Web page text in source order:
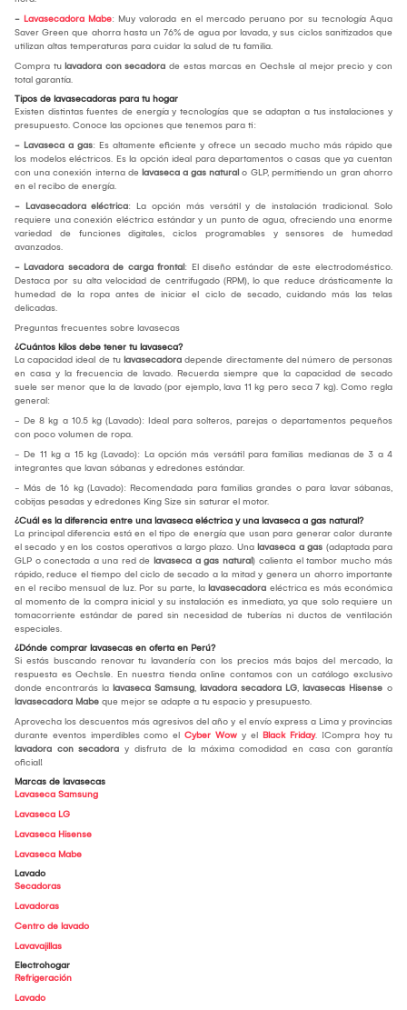
- Lavasecadora Mabe: Muy valorada en el mercado peruano por su tecnología Aqua
Saver Green que ahorra hasta un 76% de agua por lavada, y sus ciclos sanitizados que
utilizan altas temperaturas para cuidar la salud de tu familia.
Compra tu lavadora con secadora de estas marcas en Oechsle al mejor precio y con
total garantía.
Tipos de lavasecadoras para tu hogar
Existen distintas fuentes de energía y tecnologías que se adaptan a tus instalaciones y
presupuesto. Conoce las opciones que tenemos para ti:
- Lavaseca a gas: Es altamente eficiente y ofrece un secado mucho más rápido que
los modelos eléctricos. Es la opción ideal para departamentos o casas que ya cuentan
con una conexión interna de lavaseca a gas natural o GLP, permitiendo un gran ahorro
en el recibo de energía.
- Lavasecadora eléctrica: La opción más versátil y de instalación tradicional. Solo
requiere una conexión eléctrica estándar y un punto de agua, ofreciendo una enorme
variedad de funciones digitales, ciclos programables y sensores de humedad
avanzados.
- Lavadora secadora de carga frontal: El diseño estándar de este electrodoméstico.
Destaca por su alta velocidad de centrifugado (RPM), lo que reduce drásticamente la
humedad de la ropa antes de iniciar el ciclo de secado, cuidando más las telas
delicadas.
Preguntas frecuentes sobre lavasecas
¿Cuántos kilos debe tener tu lavaseca?
La capacidad ideal de tu lavasecadora depende directamente del número de personas
en casa y la frecuencia de lavado. Recuerda siempre que la capacidad de secado
suele ser menor que la de lavado (por ejemplo, lava 11 kg pero seca 7 kg). Como regla
general:
- De 8 kg a 10.5 kg (Lavado): Ideal para solteros, parejas o departamentos pequeños
con poco volumen de ropa.
- De 11 kg a 15 kg (Lavado): La opción más versátil para familias medianas de 3 a 4
integrantes que lavan sábanas y edredones estándar.
- Más de 16 kg (Lavado): Recomendada para familias grandes o para lavar sábanas,
cobijas pesadas y edredones King Size sin saturar el motor.
¿Cuál es la diferencia entre una lavaseca eléctrica y una lavaseca a gas natural?
La principal diferencia está en el tipo de energía que usan para generar calor durante
el secado y en los costos operativos a largo plazo. Una lavaseca a gas (adaptada para
GLP o conectada a una red de lavaseca a gas natural) calienta el tambor mucho más
rápido, reduce el tiempo del ciclo de secado a la mitad y genera un ahorro importante
en el recibo mensual de luz. Por su parte, la lavasecadora eléctrica es más económica
al momento de la compra inicial y su instalación es inmediata, ya que solo requiere un
tomacorriente estándar de pared sin necesidad de tuberías ni ductos de ventilación
especiales.
¿Dónde comprar lavasecas en oferta en Perú?
Si estás buscando renovar tu lavandería con los precios más bajos del mercado, la
respuesta es Oechsle. En nuestra tienda online contamos con un catálogo exclusivo
donde encontrarás la lavaseca Samsung, lavadora secadora LG, lavasecas Hisense o
lavasecadora Mabe que mejor se adapte a tu espacio y presupuesto.
Aprovecha los descuentos más agresivos del año y el envío express a Lima y provincias
durante eventos imperdibles como el Cyber Wow y el Black Friday. ¡Compra hoy tu
lavadora con secadora y disfruta de la máxima comodidad en casa con garantía
oficial!
Marcas de lavasecas
Lavaseca Samsung
Lavaseca LG
Lavaseca Hisense
Lavaseca Mabe
Lavado
Secadoras
Lavadoras
Centro de lavado
Lavavajillas
Electrohogar
Refrigeración
Lavado